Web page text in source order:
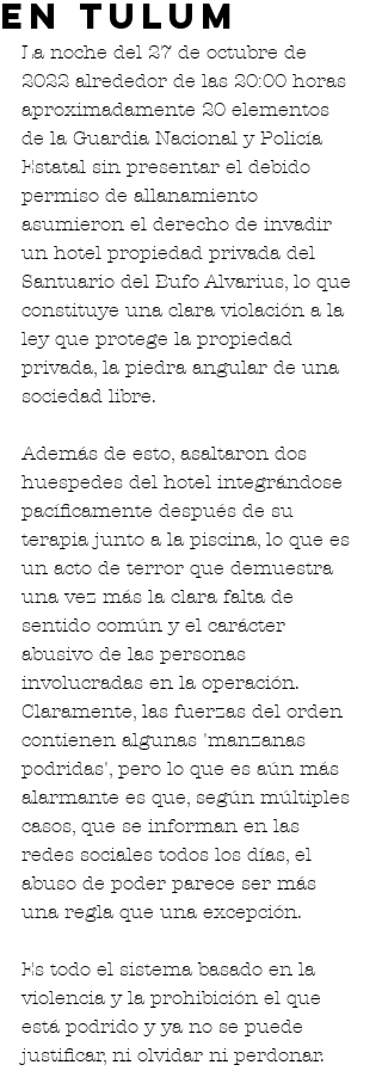
en Tulum
La noche del 27 de octubre de
2022 alrededor de las 20:00 horas
aproximadamente 20 elementos
de la Guardia Nacional y Policía
Estatal sin presentar el debido
permiso de allanamiento
asumieron el derecho de invadir
un hotel propiedad privada del
Santuario del Bufo Alvarius, lo que
constituye una clara violación a la
ley que protege la propiedad
privada, la piedra angular de una
sociedad libre.
Además de esto, asaltaron dos
huespedes del hotel integrándose
pacíficamente después de su
terapia junto a la piscina, lo que es
un acto de terror que demuestra
una vez más la clara falta de
sentido común y el carácter
abusivo de las personas
involucradas en la operación.
Claramente, las fuerzas del orden
contienen algunas 'manzanas
podridas', pero lo que es aún más
alarmante es que, según múltiples
casos, que se informan en las
redes sociales todos los días, el
abuso de poder parece ser más
una regla que una excepción.
Es todo el sistema basado en la
violencia y la prohibición el que
está podrido y ya no se puede
justificar, ni olvidar ni perdonar.